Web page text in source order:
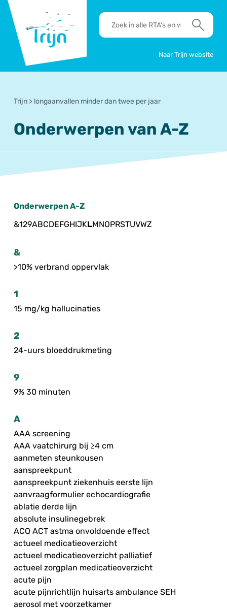
Trijn
RTA's
en
Zoek
Naar Trijn website
Trijn > longaanvallen minder dan twee per jaar
Onderwerpen van A-Z
Onderwerpen A-Z
&129ABCDEFGHIJKLMNOPRSTUVWZ
&
>10% verbrand oppervlak
1
15 mg/kg hallucinaties
2
24-uurs bloeddrukmeting
9
9% 30 minuten
A
AAA screening
AAA vaatchirurg bij ≥4 cm
aanmeten steunkousen
aanspreekpunt
aanspreekpunt ziekenhuis eerste lijn
aanvraagformulier echocardiografie
ablatie derde lijn
absolute insulinegebrek
ACQ ACT astma onvoldoende effect
actueel medicatieoverzicht
actueel medicatieoverzicht palliatief
actueel zorgplan medicatieoverzicht
acute pijn
acute pijnrichtlijn huisarts ambulance SEH
aerosol met voorzetkamer